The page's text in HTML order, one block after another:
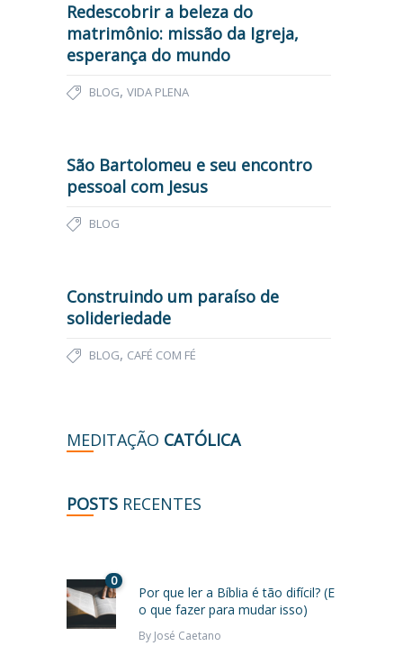
Redescobrir a beleza do
matrimônio: missão da Igreja,
esperança do mundo
BLOG, VIDA PLENA
São Bartolomeu e seu encontro
pessoal com Jesus
BLOG
Construindo um paraíso de
solideriedade
BLOG, CAFÉ COM FÉ
MEDITAÇÃO CATÓLICA
POSTS RECENTES
0
Por que ler a Bíblia é tão difícil? (E
o que fazer para mudar isso)
By José Caetano